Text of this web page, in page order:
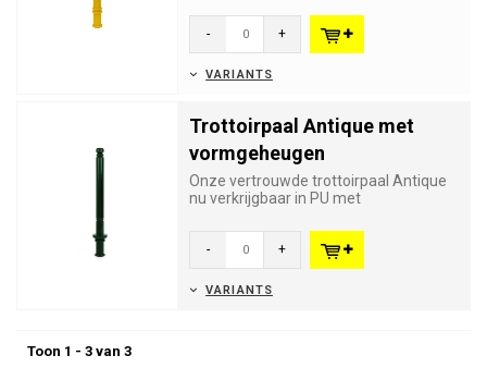
- +
VARIANTS
Trottoirpaal Antique met
vormgeheugen
Onze vertrouwde trottoirpaal Antique
nu verkrijgbaar in PU met
massa....
- +
VARIANTS
Toon 1 - 3 van 3